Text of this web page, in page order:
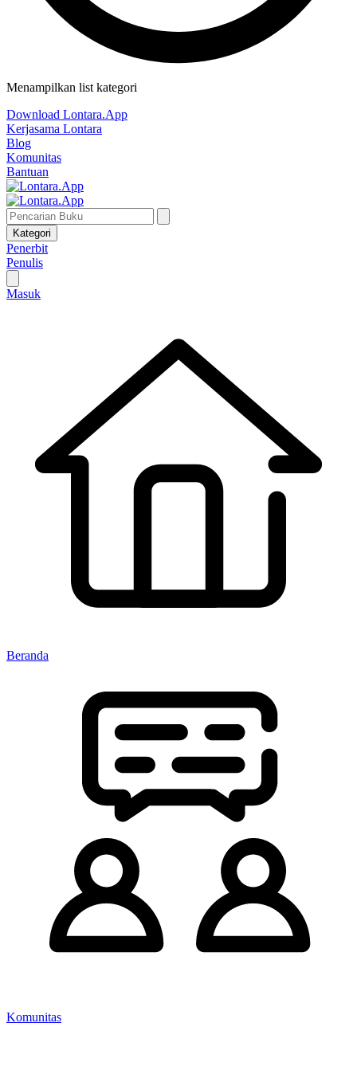
Menampilkan list kategori
Download Lontara.App
Kerjasama Lontara
Blog
Komunitas
Bantuan
Kategori
Penerbit
Penulis
Masuk
Beranda
Komunitas